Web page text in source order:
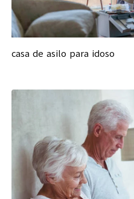
casa de asilo para idoso